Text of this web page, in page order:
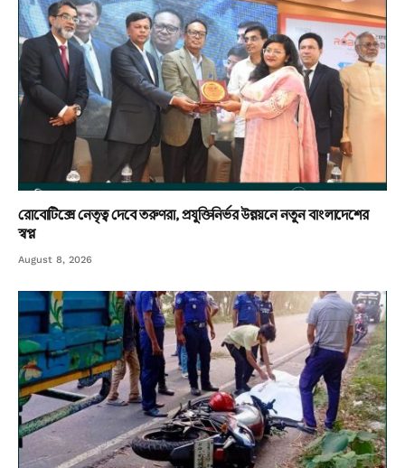
রোবোটিক্সে নেতৃত্ব দেবে তরুণরা, প্রযুক্তিনির্ভর উন্নয়নে নতুন বাংলাদেশের
স্বপ্ন
August 8, 2026